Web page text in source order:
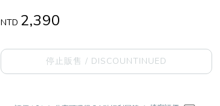
NTD 2,390
停止販售 / DISCOUNTINUED